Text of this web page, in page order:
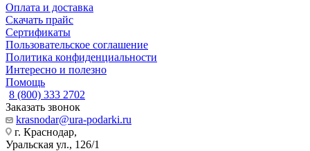
Оплата и доставка
Скачать прайс
Сертификаты
Пользовательское соглашение
Политика конфиденциальности
Интересно и полезно
Помощь
8 (800) 333 2702
Заказать звонок
krasnodar@ura-podarki.ru
г. Краснодар,
Уральская ул., 126/1